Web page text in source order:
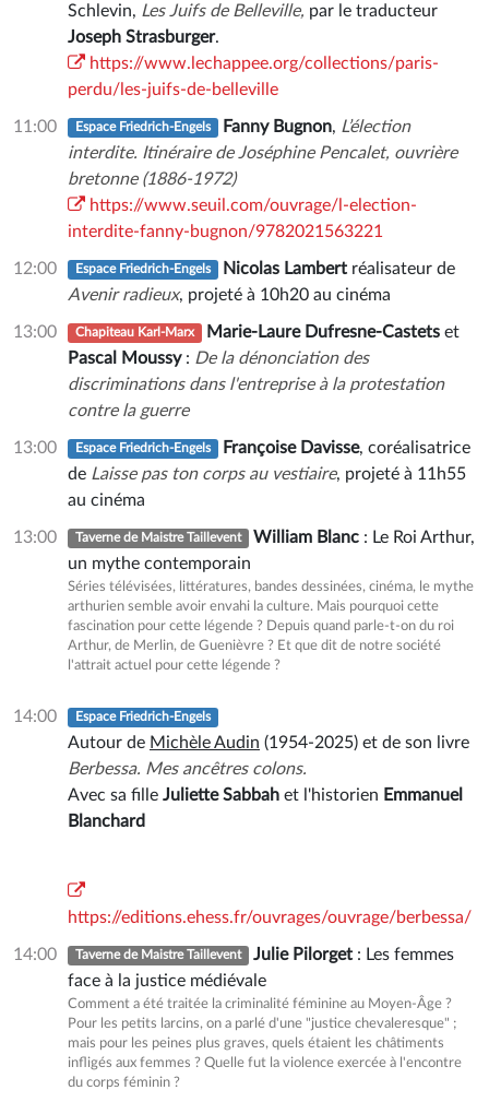
Schlevin, Les Juifs de Belleville, par le traducteur
Joseph Strasburger.
https://www.lechappee.org/collections/paris-
perdu/les-juifs-de-belleville
11:00 Espace Friedrich-Engels Fanny Bugnon, L’élection
interdite. Itinéraire de Joséphine Pencalet, ouvrière
bretonne (1886-1972)
https://www.seuil.com/ouvrage/l-election-
interdite-fanny-bugnon/9782021563221
12:00 Espace Friedrich-Engels Nicolas Lambert réalisateur de
Avenir radieux, projeté à 10h20 au cinéma
13:00 Chapiteau Karl-Marx Marie-Laure Dufresne-Castets et
Pascal Moussy : De la dénonciation des
discriminations dans l'entreprise à la protestation
contre la guerre
13:00 Espace Friedrich-Engels Françoise Davisse, coréalisatrice
de Laisse pas ton corps au vestiaire, projeté à 11h55
au cinéma
13:00 Taverne de Maistre Taillevent William Blanc : Le Roi Arthur,
un mythe contemporain
Séries télévisées, littératures, bandes dessinées, cinéma, le mythe
arthurien semble avoir envahi la culture. Mais pourquoi cette
fascination pour cette légende ? Depuis quand parle-t-on du roi
Arthur, de Merlin, de Guenièvre ? Et que dit de notre société
l'attrait actuel pour cette légende ?
14:00 Espace Friedrich-Engels
Autour de Michèle Audin (1954-2025) et de son livre
Berbessa. Mes ancêtres colons.
Avec sa fille Juliette Sabbah et l'historien Emmanuel
Blanchard
https://editions.ehess.fr/ouvrages/ouvrage/berbessa/
14:00 Taverne de Maistre Taillevent Julie Pilorget : Les femmes
face à la justice médiévale
Comment a été traitée la criminalité féminine au Moyen-Âge ?
Pour les petits larcins, on a parlé d'une "justice chevaleresque" ;
mais pour les peines plus graves, quels étaient les châtiments
infligés aux femmes ? Quelle fut la violence exercée à l'encontre
du corps féminin ?